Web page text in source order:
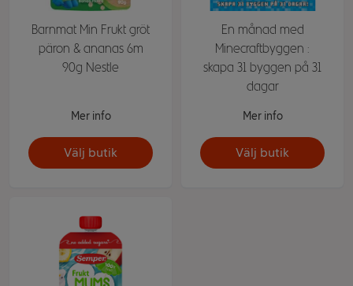
Barnmat Min Frukt gröt
päron & ananas 6m
90g Nestle
Mer info
Välj butik
En månad med
Minecraftbyggen :
skapa 31 byggen på 31
dagar
Mer info
Välj butik